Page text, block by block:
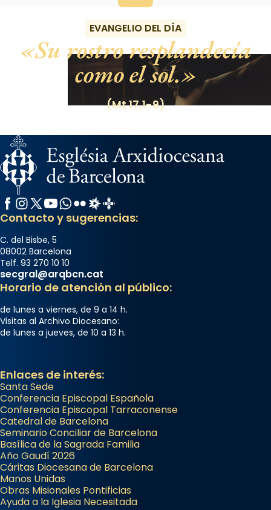
EVANGELIO DEL DÍA
Su rostro resplandecía
como el sol.
(Mt 17,1-9)
Facebook
Instagram
X / Twitter
YouTube
WhatsApp
FlickrRadio Estel
Catalunya Cristiana
Contacto y sugerencias:
C. del Bisbe, 5
08002 Barcelona
Telf. 93 270 10 10
secgral@arqbcn.cat
Horario de atención al público:
de lunes a viernes, de 9 a 14 h.
Visitas al Archivo Diocesano:
de lunes a jueves, de 10 a 13 h.
Enlaces de interés:
Santa Sede
Conferencia Episcopal Española
Conferencia Episcopal Tarraconense
Catedral de Barcelona
Seminario Conciliar de Barcelona
Basílica de la Sagrada Familia
Año Gaudí 2026
Cáritas Diocesana de Barcelona
Manos Unidas
Obras Misionales Pontificias
Ayuda a la Iglesia Necesitada